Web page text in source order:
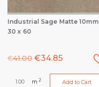
Industrial Sage Matte 10mm
30 x 60
€41.00 €34.85
m 2 Add to Cart